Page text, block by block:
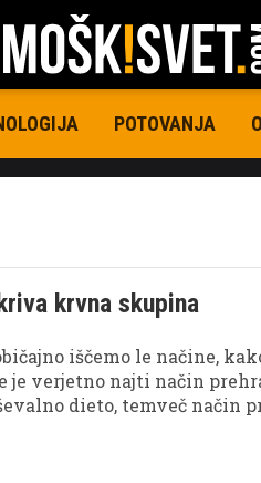
POTOVANJA
krvna skupina
iščemo le načine,
je verjetno najti način
dieto, temveč način